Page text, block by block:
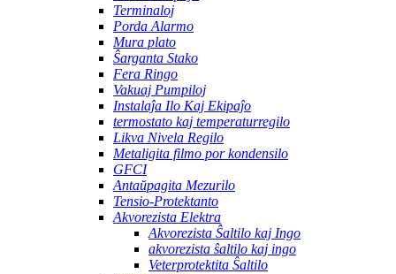
Terminaloj
Porda Alarmo
Mura plato
Ŝarganta Stako
Fera Ringo
Vakuaj Pumpiloj
Instalaĵa Ilo Kaj Ekipaĵo
termostato kaj temperaturregilo
Likva Nivela Regilo
Metaligita filmo por kondensilo
GFCI
Antaŭpagita Mezurilo
Tensio-Protektanto
Akvorezista Elektra
Akvorezista Ŝaltilo kaj Ingo
akvorezista ŝaltilo kaj ingo
Veterprotektita Ŝaltilo